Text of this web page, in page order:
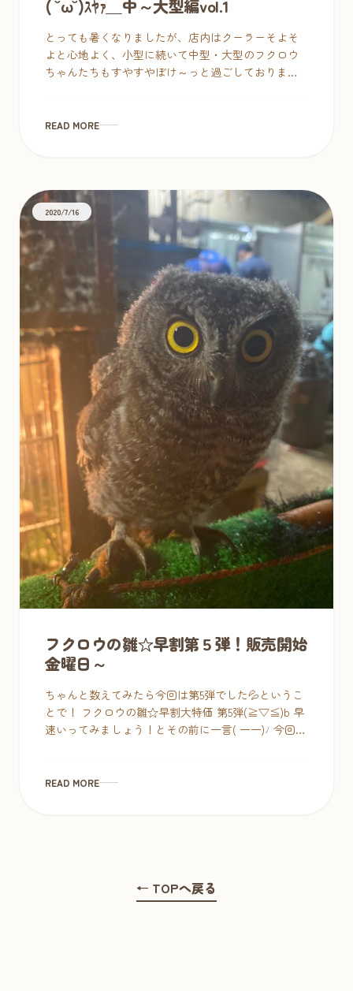
( ˘ω˘)ｽﾔｧ＿中～大型編vol.1
とっても暑くなりましたが、店内はクーラーそよそ
よと心地よく、小型に続いて中型・大型のフクロウ
ちゃんたちもすやすやぼけ～っと過ごしておりま
READ MORE
2020/7/16
フクロウの雛☆早割第５弾！販売開始
金曜日～
ちゃんと数えてみたら今回は第5弾でした💦というこ
とで！ フクロウの雛☆早割大特価 第5弾(≧▽≦)b 早
速いってみましょう！とその前に一言( 一一)ﾉ 今回は
READ MORE
← TOPへ戻る